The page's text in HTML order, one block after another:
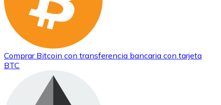
Comprar Bitcoin con transferencia bancaria con tarjeta
BTC